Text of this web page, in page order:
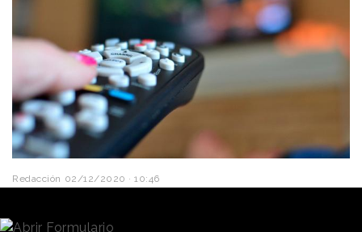
Redacción 02/12/2020 · 10:46
resultados de su informe mensual de publicidad y